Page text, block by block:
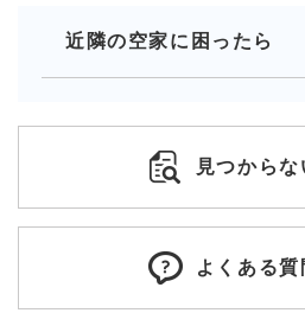
近隣の空家に困ったら
見つから
よくある